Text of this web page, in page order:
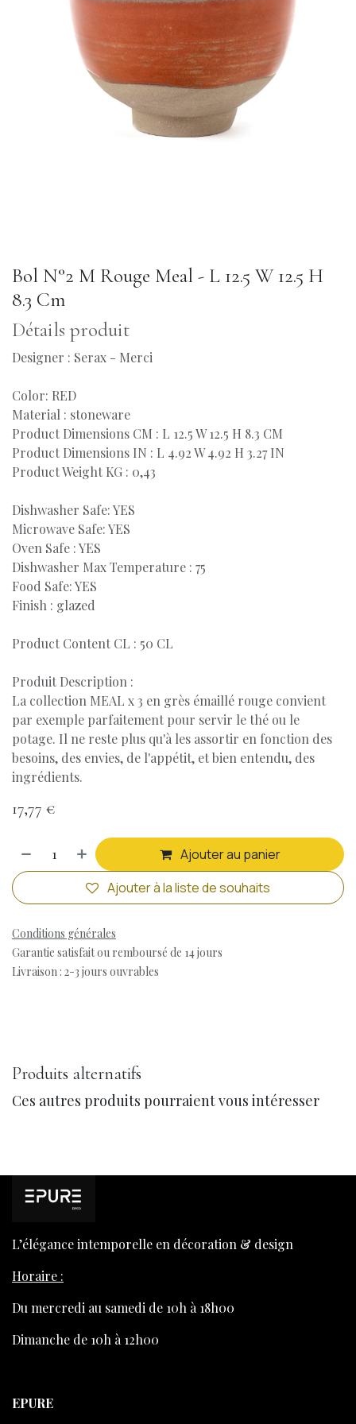
Bol N°2 M Rouge Meal - L 12.5 W 12.5 H
8.3 Cm
Détails produit
Designer : Serax - Merci
Color: RED
Material : stoneware
Product Dimensions CM : L 12.5 W 12.5 H 8.3 CM
Product Dimensions IN : L 4.92 W 4.92 H 3.27 IN
Product Weight KG : 0,43
Dishwasher Safe: YES
Microwave Safe: YES
Oven Safe : YES
Dishwasher Max Temperature : 75
Food Safe: YES
Finish : glazed
Product Content CL : 50 CL
Produit Description :
La collection MEAL x 3 en grès émaillé rouge convient
par exemple parfaitement pour servir le thé ou le
potage. Il ne reste plus qu'à les assortir en fonction des
besoins, des envies, de l'appétit, et bien entendu, des
ingrédients.
17,77 €
Ajouter au panier
Ajouter à la liste de souhaits
Conditions générales
Garantie satisfait ou remboursé de 14 jours
Livraison : 2-3 jours ouvrables
Produits alternatifs
Ces autres produits pourraient vous intéresser
L’élégance intemporelle en décoration & design
Horaire :
Du mercredi au samedi de 10h à 18h00
Dimanche de 10h à 12h00
EPURE